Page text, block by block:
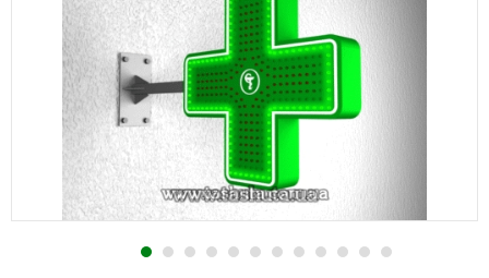
1 2 3 4 5 6 7 8 9 10 11 12